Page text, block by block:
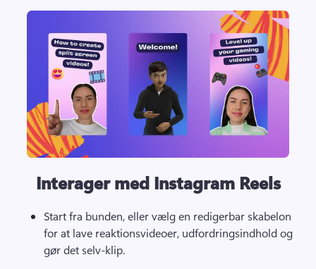
Interager med Instagram Reels
Start fra bunden, eller vælg en redigerbar skabelon
for at lave reaktionsvideoer, udfordringsindhold og
gør det selv-klip.